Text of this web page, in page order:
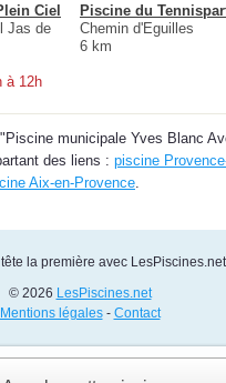
Ciel
Jas de
à 12h
Piscine du
Chemin d'Eguilles
6 km
municipale Yves Blanc
des liens : piscine
Aix-en-Provence
la première avec LesPiscines.net
© 2026 LesPiscines.net
Mentions légales- Contact